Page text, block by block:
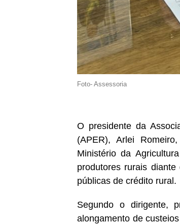
Foto- Assessoria
O presidente da
(APER), Arlei
Ministério da
produtores rurais
públicas de crédito rural.
Segundo o dirigente,
alongamento de